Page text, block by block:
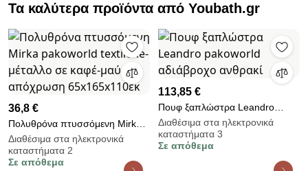
Τα καλύτερα προϊόντα από Youbath.gr
36,8 €
Πολυθρόνα πτυσσόμενη Mirka
pakoworld textilene-μέταλλο σε
καφέ-μαύρη απόχρωση
65x165x110εκ
Διαθέσιμα στα ηλεκτρονικά
καταστήματα 2
Σε απόθεμα
113,85 €
Πουφ ξαπλώστρα Leandro
pakoworld αδιάβροχο ανθρακί
Διαθέσιμα στα ηλεκτρονικά
καταστήματα 3
Σε απόθεμα